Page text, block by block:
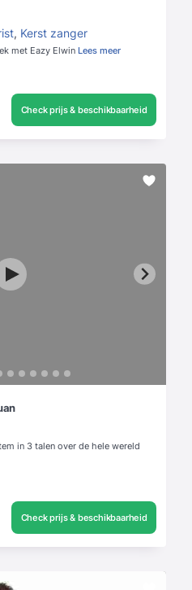
, Kerst zanger
met Eazy Elwin Lees meer
Check prijs & beschikbaarheid
in 3 talen over de hele wereld
Check prijs & beschikbaarheid